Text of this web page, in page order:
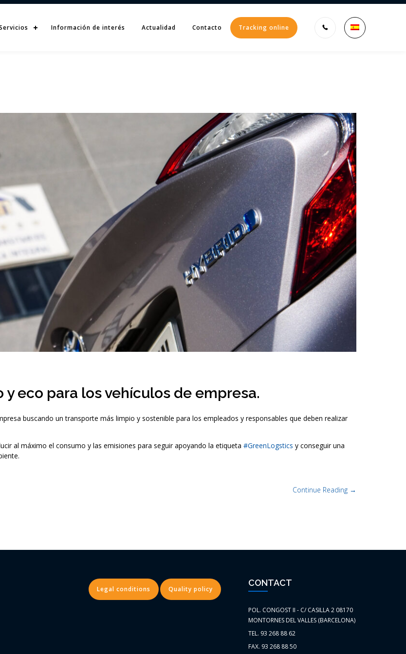
Información de interés Actualidad Contacto Tracking online
eco para los vehículos de empresa.
buscando un transporte más limpio y sostenible para los empleados y responsables que deben realizar
al máximo el consumo y las emisiones para seguir apoyando la etiqueta #GreenLogstics y conseguir una
Continue Reading →
Legal conditions Quality policy
CONTACT
POL. CONGOST II - C/ CASILLA 2 08170
MONTORNES DEL VALLES (BARCELONA)
TEL. 93 268 88 62
FAX. 93 268 88 50